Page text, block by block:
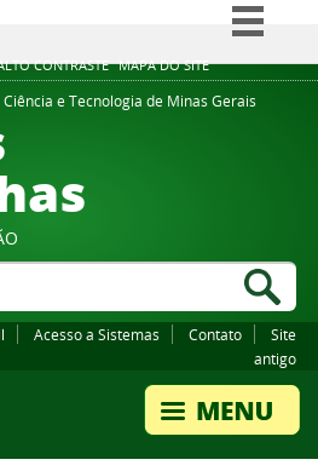
CONTRASTE MAPA DO SITE
Simplifique!
Comunica BR
e Tecnologia de Minas Gerais
Acesso a Sistemas Contato
Site
antigo